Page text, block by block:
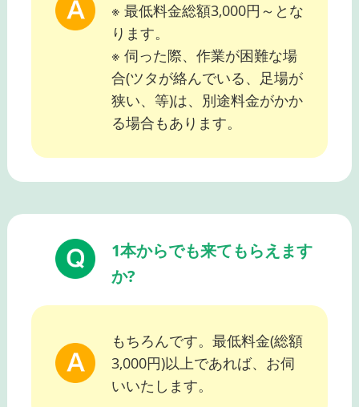
※ 最低料金総額3,000円～とな
ります。
※ 伺った際、作業が困難な場
合(ツタが絡んでいる、足場が
狭い、等)は、別途料金がかか
る場合もあります。
1本からでも来てもらえます
か?
もちろんです。最低料金(総額
3,000円)以上であれば、お伺
いいたします。